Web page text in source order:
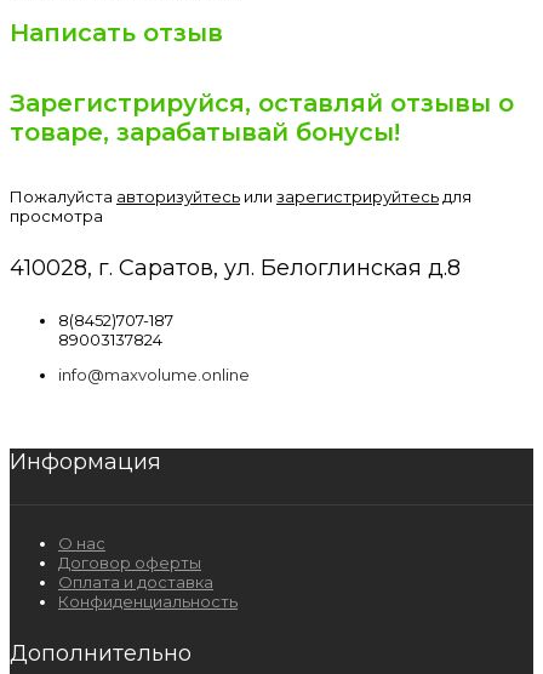
Написать отзыв
Зарегистрируйся, оставляй отзывы о
товаре, зарабатывай бонусы!
Пожалуйста авторизуйтесь или зарегистрируйтесь для
просмотра
410028, г. Саратов, ул. Белоглинская д.8
8(8452)707-187
89003137824
info@maxvolume.online
Информация
О нас
Договор оферты
Оплата и доставка
Конфиденциальность
Дополнительно